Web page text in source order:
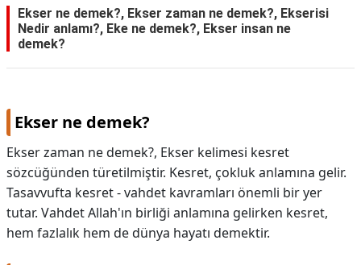
GEZİLECEK
YERLER
ALANLARI
HAMİLELİK
KAPLICALAR
Ekser ne demek?, Ekser zaman ne demek?, Ekserisi
Nedir anlamı?, Eke ne demek?, Ekser insan ne
demek?
Ekser ne demek?
Ekser zaman ne demek?, Ekser kelimesi kesret
sözcüğünden türetilmiştir. Kesret, çokluk anlamına gelir.
Tasavvufta kesret - vahdet kavramları önemli bir yer
tutar. Vahdet Allah'ın birliği anlamına gelirken kesret,
hem fazlalık hem de dünya hayatı demektir.